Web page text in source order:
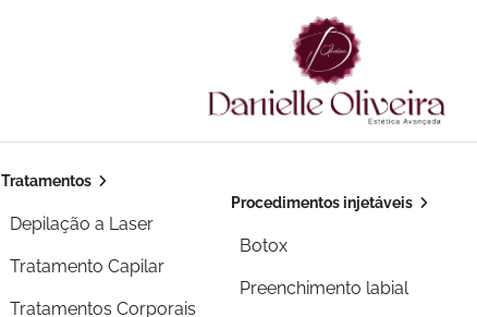
Tratamentos
Depilação a Laser
Tratamento Capilar
Tratamentos Corporais
Procedimentos injetáveis
Botox
Preenchimento labial